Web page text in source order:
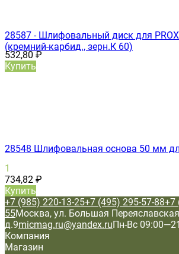
28587 - Шлифовальный диск для
(кремний-карбид., зерн.К 60)
532,80₽
Купить
28548 Шлифовальная основа 50 мм
1
734,82 ₽
Купить
+7 (985) 220-13-25+7 (495) 295-57-88+7
55Москва, ул. Большая
д.9micmag.ru@yandex.ruПн-Вс
Компания
Магазин